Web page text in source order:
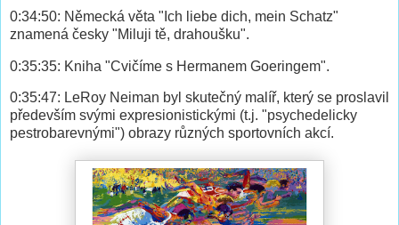
0:34:50: Německá věta "Ich liebe dich, mein Schatz"
znamená česky "Miluji tě, drahoušku".
0:35:35: Kniha "Cvičíme s Hermanem Goeringem".
0:35:47: LeRoy Neiman byl skutečný malíř, který se proslavil
především svými expresionistickými (t.j. "psychedelicky
pestrobarevnými") obrazy různých sportovních akcí.